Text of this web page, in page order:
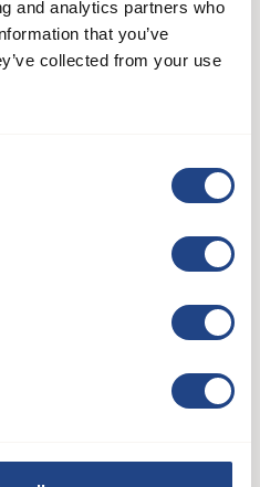
and analytics partners who
that you’ve
collected from your use